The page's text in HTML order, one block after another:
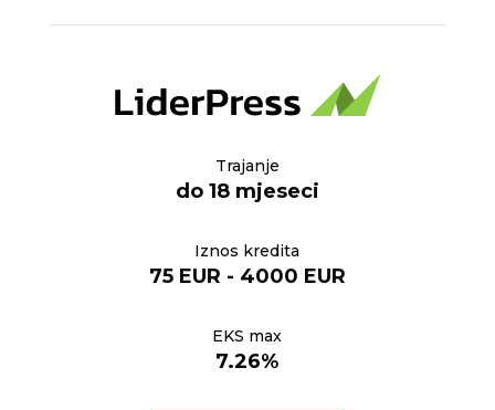
Trajanje
do 18 mjeseci
Iznos kredita
75 EUR - 4000 EUR
EKS max
7.26%